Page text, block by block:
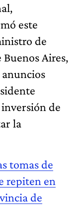
este
de
Aires,
de
la
tomas de
repiten en
de